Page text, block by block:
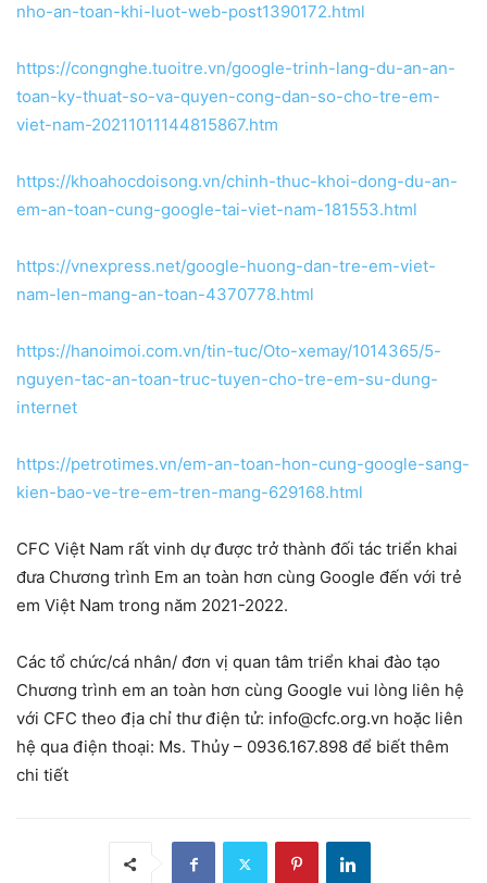
nho-an-toan-khi-luot-web-post1390172.html
https://congnghe.tuoitre.vn/google-trinh-lang-du-an-an-
toan-ky-thuat-so-va-quyen-cong-dan-so-cho-tre-em-
viet-nam-20211011144815867.htm
https://khoahocdoisong.vn/chinh-thuc-khoi-dong-du-an-
em-an-toan-cung-google-tai-viet-nam-181553.html
https://vnexpress.net/google-huong-dan-tre-em-viet-
nam-len-mang-an-toan-4370778.html
https://hanoimoi.com.vn/tin-tuc/Oto-xemay/1014365/5-
nguyen-tac-an-toan-truc-tuyen-cho-tre-em-su-dung-
internet
https://petrotimes.vn/em-an-toan-hon-cung-google-sang-
kien-bao-ve-tre-em-tren-mang-629168.html
CFC Việt Nam rất vinh dự được trở thành đối tác triển khai
đưa Chương trình Em an toàn hơn cùng Google đến với trẻ
em Việt Nam trong năm 2021-2022.
Các tổ chức/cá nhân/ đơn vị quan tâm triển khai đào tạo
Chương trình em an toàn hơn cùng Google vui lòng liên hệ
với CFC theo địa chỉ thư điện tử: info@cfc.org.vn hoặc liên
hệ qua điện thoại: Ms. Thủy – 0936.167.898 để biết thêm
chi tiết